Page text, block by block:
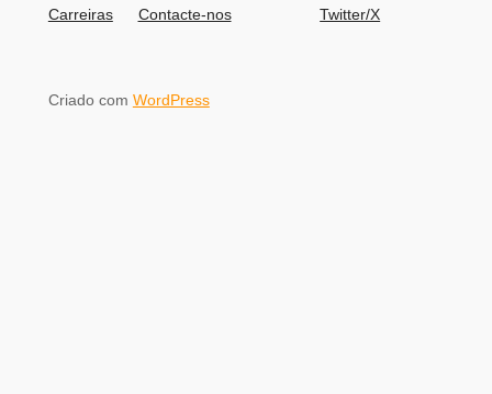
Carreiras
Contacte-nos
Twitter/X
Criado com WordPress